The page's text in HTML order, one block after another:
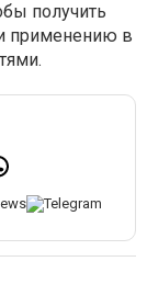
получить
применению в